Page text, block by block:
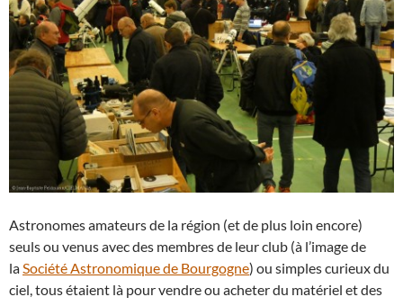
Astronomes amateurs de la région (et de plus loin encore)
seuls ou venus avec des membres de leur club (à l’image de
laSociété Astronomique de Bourgogne) ou simples curieux du
ciel, tous étaient là pour vendre ou acheter du matériel et des